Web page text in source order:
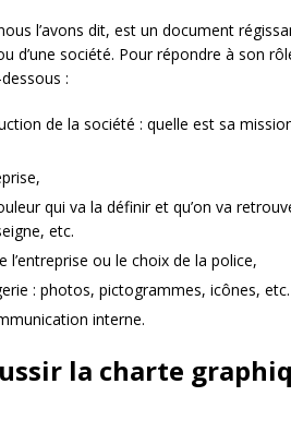
l’avons dit, est un document
d’une société. Pour répondre à son
:
de la société : quelle est sa mission
qui va la définir et qu’on va
etc.
l’entreprise ou le choix de la police,
: photos, pictogrammes, icônes, etc.
interne.
la charte